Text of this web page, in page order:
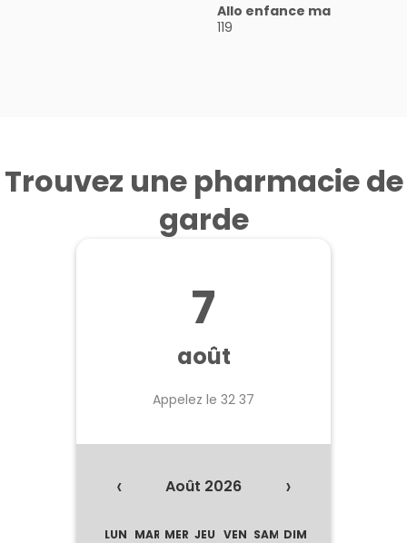
Allo enfance maltraitée
119
Trouvez une pharmacie de
garde
7
août
Appelez le 32 37
‹ Août 2026 ›
LUN MAR MER JEU VEN SAM DIM